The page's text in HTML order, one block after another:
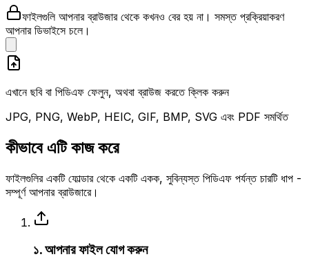
ফাইলগুলি আপনার ব্রাউজার থেকে কখনও বের হয় না। সমস্ত প্রক্রিয়াকরণ
আপনার ডিভাইসে চলে।
এখানে ছবি বা পিডিএফ ফেলুন, অথবা ব্রাউজ করতে ক্লিক করুন
JPG, PNG, WebP, HEIC, GIF, BMP, SVG এবং PDF সমর্থিত
কীভাবে এটি কাজ করে
ফাইলগুলির একটি ফোল্ডার থেকে একটি একক, সুবিন্যস্ত পিডিএফ পর্যন্ত চারটি ধাপ -
সম্পূর্ণ আপনার ব্রাউজারে।
১. আপনার ফাইল যোগ করুন